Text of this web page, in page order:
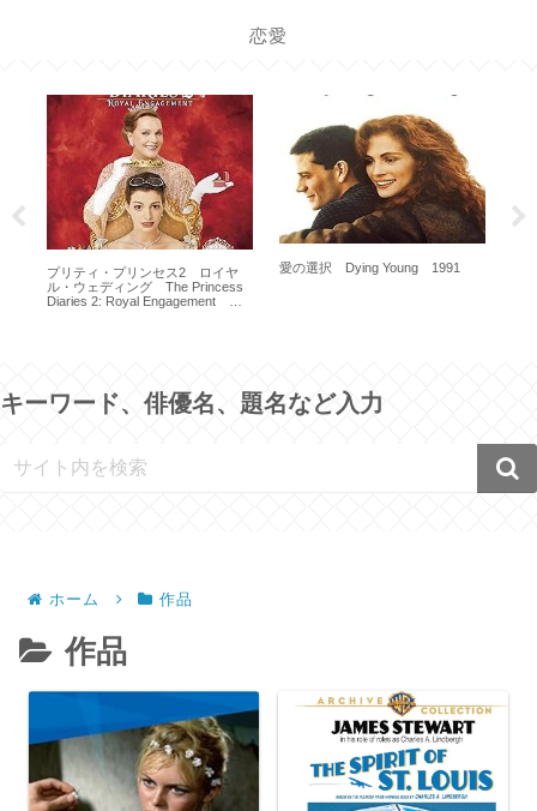
恋愛
プリティ・プリンセス2 ロイヤ
ル・ウェディング The Princess
Diaries 2: Royal Engagement
愛の選択 Dying Young 1991
キーワード、俳優名、題名など入力
ホーム 作品
作品